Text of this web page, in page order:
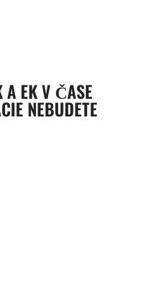
A EK V ČASE
NEBUDETE